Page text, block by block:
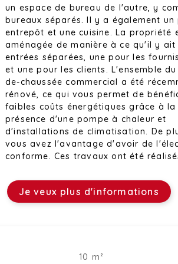
un espace de bureau de l'autre, y
bureaux séparés. Il y a également un
entrepôt et une cuisine. La propriété
aménagée de manière à ce qu'il y ait
entrées séparées, une pour les
et une pour les clients. L'ensemble du
de-chaussée commercial a été
rénové, ce qui vous permet de
faibles coûts énergétiques grâce à la
présence d'une pompe à chaleur et
d'installations de climatisation. De
vous avez l'avantage d'avoir de
conforme. Ces travaux ont été
L'immeuble commercial est situé à un
emplacement AA dans le centre de
visibilité pour vos activités. Il y a
Je veux plus d'informations
10 m²